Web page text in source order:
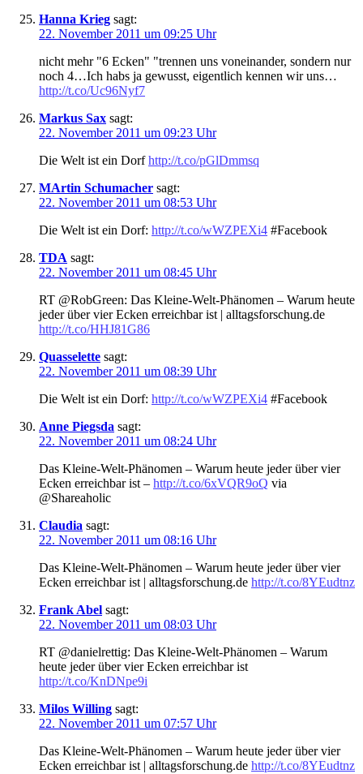
Hanna Krieg sagt:
22. November 2011 um 09:25 Uhr
nicht mehr "6 Ecken" "trennen uns voneinander, sondern nur
noch 4…Ich habs ja gewusst, eigentlich kennen wir uns…
http://t.co/Uc96Nyf7
Markus Sax sagt:
22. November 2011 um 09:23 Uhr
Die Welt ist ein Dorfhttp://t.co/pGlDmmsq
MArtin Schumacher sagt:
22. November 2011 um 08:53 Uhr
Die Welt ist ein Dorf: http://t.co/wWZPEXi4 #Facebook
TDA sagt:
22. November 2011 um 08:45 Uhr
RT @RobGreen: Das Kleine-Welt-Phänomen – Warum heute
jeder über vier Ecken erreichbar ist | alltagsforschung.de
http://t.co/HHJ81G86
Quasselette sagt:
22. November 2011 um 08:39 Uhr
Die Welt ist ein Dorf: http://t.co/wWZPEXi4 #Facebook
Anne Piegsda sagt:
22. November 2011 um 08:24 Uhr
Das Kleine-Welt-Phänomen – Warum heute jeder über vier
Ecken erreichbar ist – http://t.co/6xVQR9oQ via
@Shareaholic
Claudia sagt:
22. November 2011 um 08:16 Uhr
Das Kleine-Welt-Phänomen – Warum heute jeder über vier
Ecken erreichbar ist | alltagsforschung.de http://t.co/8YEudtnz
Frank Abel sagt:
22. November 2011 um 08:03 Uhr
RT @danielrettig: Das Kleine-Welt-Phänomen – Warum
heute jeder über vier Ecken erreichbar ist
http://t.co/KnDNpe9i
Milos Willing sagt:
22. November 2011 um 07:57 Uhr
Das Kleine-Welt-Phänomen – Warum heute jeder über vier
Ecken erreichbar ist | alltagsforschung.de http://t.co/8YEudtnz